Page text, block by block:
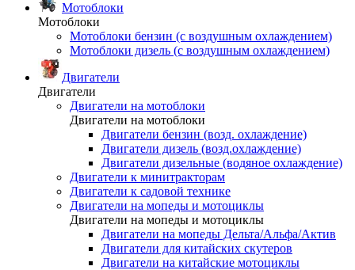
Мотоблоки
Мотоблоки
Мотоблоки бензин (с воздушным охлаждением)
Мотоблоки дизель (с воздушным охлаждением)
Двигатели
Двигатели
Двигатели на мотоблоки
Двигатели на мотоблоки
Двигатели бензин (возд. охлаждение)
Двигатели дизель (возд.охлаждение)
Двигатели дизельные (водяное охлаждение)
Двигатели к минитракторам
Двигатели к садовой технике
Двигатели на мопеды и мотоциклы
Двигатели на мопеды и мотоциклы
Двигатели на мопеды Дельта/Альфа/Актив
Двигатели для китайских скутеров
Двигатели на китайские мотоциклы